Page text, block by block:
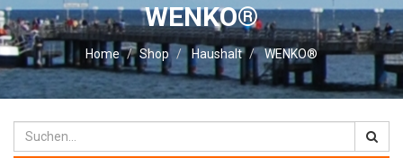
WENKO®
Home Shop Haushalt WENKO®